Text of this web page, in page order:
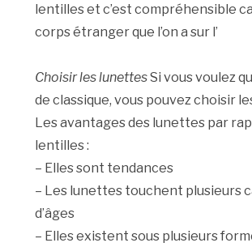
lentilles et c’est compréhensible
corps étranger que l’on a sur l’
Choisir les lunettesSi vous voulez
de classique, vous pouvez choisir
Les avantages des lunettes par
lentilles :
– Elles sont tendances
– Les lunettes touchent plusieurs
d’âges
– Elles existent sous plusieurs